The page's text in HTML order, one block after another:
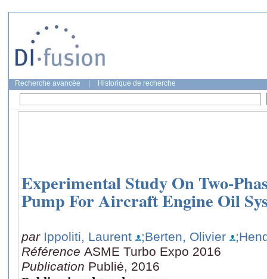
Recherche avancée Historique de recherche
Experimental Study On Two-
Pump For Aircraft Engine Oil
par Ippoliti, Laurent ;Berten, Olivier
Référence ASME Turbo Expo 2016
Publication Publié, 2016